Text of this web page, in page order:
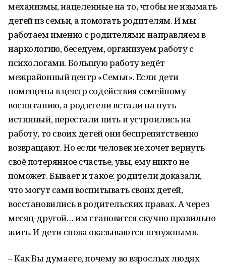
механизмы, нацеленные на то, чтобы не изымать
детей из семьи, а помогать родителям. И мы
работаем именно с родителями: направляем в
наркологию, беседуем, организуем работу с
психологами. Большую работу ведёт
межрайонный центр «Семья». Если дети
помещены в центр содействия семейному
воспитанию, а родители встали на путь
истинный, перестали пить и устроились на
работу, то своих детей они беспрепятственно
возвращают. Но если человек не хочет вернуть
своё потерянное счастье, увы, ему никто не
поможет. Бывает и такое: родители доказали,
что могут сами воспитывать своих детей,
восстановились в родительских правах. А через
месяц-другой… им становится скучно правильно
жить. И дети снова оказываются ненужными.
– Как Вы думаете, почему во взрослых людях